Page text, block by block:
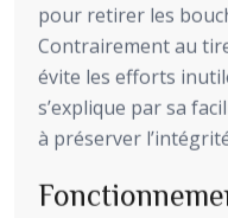
pour retirer les
Contrairement au
évite les efforts
s’explique par sa
à préserver